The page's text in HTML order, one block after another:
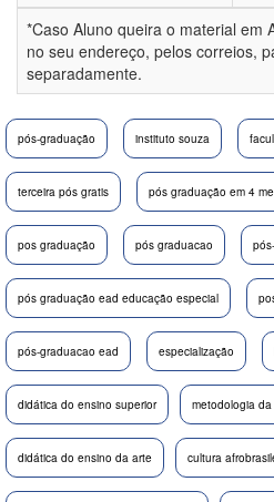
*Caso Aluno queira o material em
no seu endereço, pelos correios,
separadamente.
pós-graduação instituto souza
terceira pós gratis pós graduação em 4
pos graduação pós graduacao
pós graduação ead educação especial
pós-graduacao ead especialização
didática do ensino superior metodologia
didática do ensino da arte cultura